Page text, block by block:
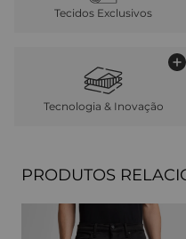
Tecidos Exclusivos
Tecnologia & Inovação
PRODUTOS